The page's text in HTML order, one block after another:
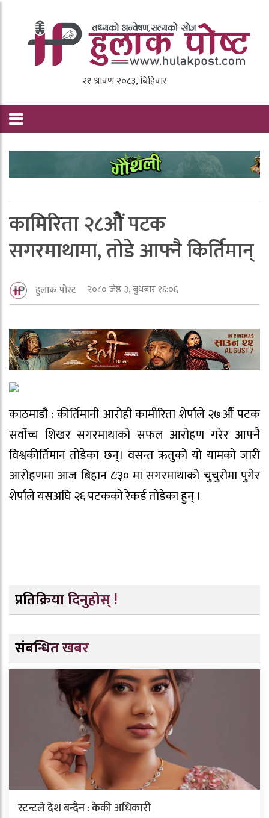
कामिरिता २८ओैं पटक
सगरमाथामा, ताेडे आफ्नै किर्तिमान्
हुलाक पोस्ट २०८० जेष्ठ ३, बुधबार १६:०६
काठमाडौ : कीर्तिमानी आरोही कामीरिता शेर्पाले २७औँ पटक
सर्वोच्च शिखर सगरमाथाको सफल आरोहण गरेर आफ्नै
विश्वकीर्तिमान तोडेका छन्। वसन्त ऋतुको यो यामको जारी
आरोहणमा आज बिहान ८ः३० मा सगरमाथाको चुचुरोमा पुगेर
शेर्पाले यसअघि २६ पटकको रेकर्ड तोडेका हुन् ।
प्रतिक्रिया दिनुहोस् !
संबन्धित खबर
स्टन्टले देश बन्दैन : केकी अधिकारी